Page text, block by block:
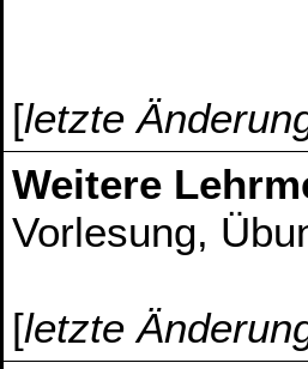
[letzte
Weitere
Vorlesung,
[letzte